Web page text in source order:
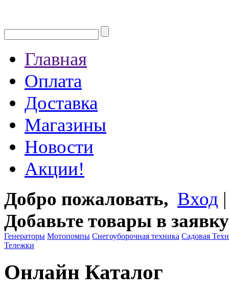
Главная
Оплата
Доставка
Магазины
Новости
Акции!
Добро пожаловать, Вход
Добавьте товары в заявку
Генераторы Мотопомпы Снегоуборочная техника Садовая
Тележки
Онлайн Каталог